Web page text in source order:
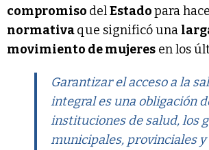
compromiso delEstadopara
normativaque significó una
movimiento de mujeres en los
Garantizar el acceso a la
integral es una obligación
instituciones de salud, los
municipales, provinciales y